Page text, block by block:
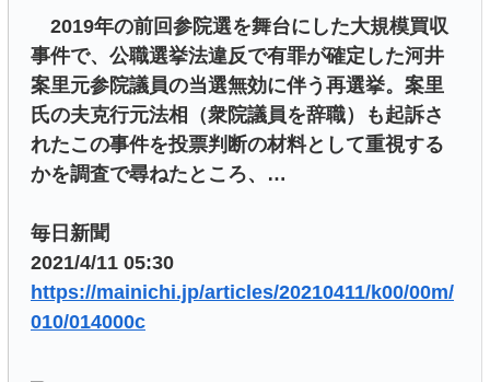
2019年の前回参院選を舞台にした大規模買収
事件で、公職選挙法違反で有罪が確定した河井
案里元参院議員の当選無効に伴う再選挙。案里
氏の夫克行元法相（衆院議員を辞職）も起訴さ
れたこの事件を投票判断の材料として重視する
かを調査で尋ねたところ、…
毎日新聞
2021/4/11 05:30
https://mainichi.jp/articles/20210411/k00/00m/
010/014000c